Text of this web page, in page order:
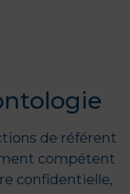
de référent
compétent
confidentielle,